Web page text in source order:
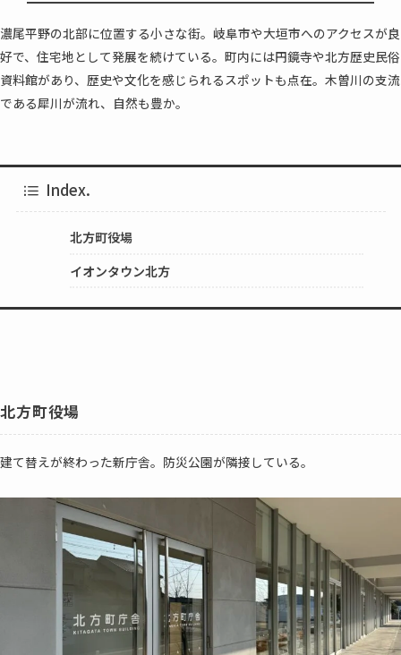
濃尾平野の北部に位置する小さな街。岐阜市や大垣市へのアクセスが良
好で、住宅地として発展を続けている。町内には円鏡寺や北方歴史民俗
資料館があり、歴史や文化を感じられるスポットも点在。木曽川の支流
である犀川が流れ、自然も豊か。
Index.
北方町役場
イオンタウン北方
北方町役場
建て替えが終わった新庁舎。防災公園が隣接している。